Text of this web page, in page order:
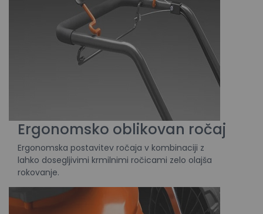
Ergonomsko oblikovan ročaj
Ergonomska postavitev ročaja v kombinaciji z
lahko dosegljivimi krmilnimi ročicami zelo olajša
rokovanje.